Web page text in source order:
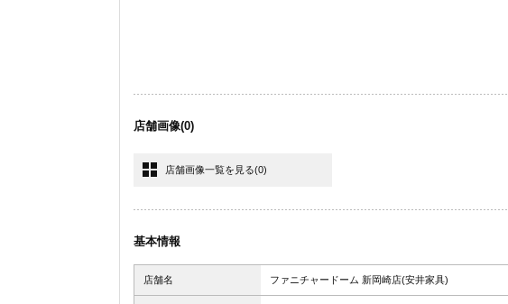
店舗画像(0)
店舗画像一覧を見る(0)
基本情報
店舗名 ファニチャードーム 新岡崎店(安井家具)